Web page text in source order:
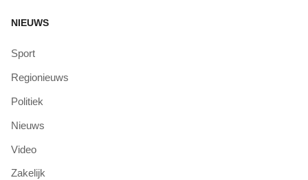
NIEUWS
Sport
Regionieuws
Politiek
Nieuws
Video
Zakelijk